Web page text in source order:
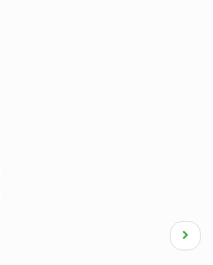
Next
page